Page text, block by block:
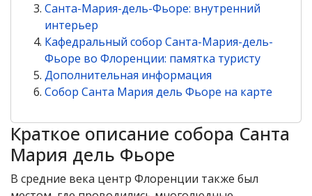
Санта-Мария-дель-Фьоре: внутренний
интерьер
Кафедральный собор Санта-Мария-дель-
Фьоре во Флоренции: памятка туристу
Дополнительная информация
Собор Санта Мария дель Фьоре на карте
Краткое описание собора Санта
Мария дель Фьоре
В средние века центр Флоренции также был